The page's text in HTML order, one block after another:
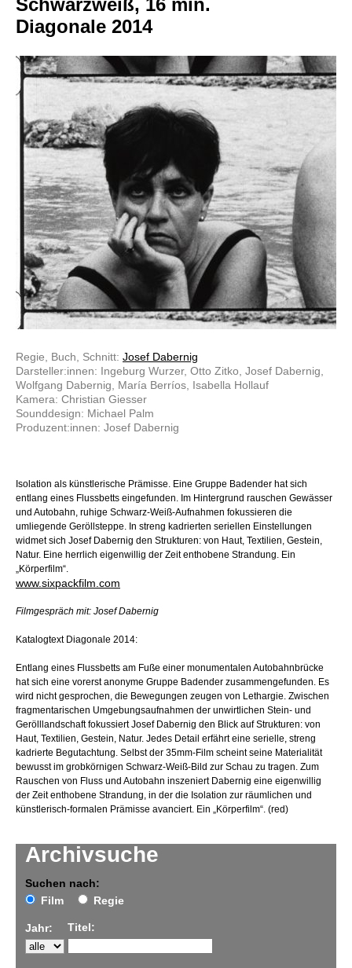
Archivsuche
Suchen nach:
Film
Regie
Jahr: Titel:
Schwarzweiß, 16 min.
Diagonale 2014
Regie, Buch, Schnitt: Josef Dabernig
Darsteller:innen: Ingeburg Wurzer, Otto Zitko, Josef Dabernig,
Wolfgang Dabernig, María Berríos, Isabella Hollauf
Kamera: Christian Giesser
Sounddesign: Michael Palm
Produzent:innen: Josef Dabernig
Isolation als künstlerische Prämisse. Eine Gruppe Badender hat sich
entlang eines Flussbetts eingefunden. Im Hintergrund rauschen Gewässer
und Autobahn, ruhige Schwarz-Weiß-Aufnahmen fokussieren die
umliegende Geröllsteppe. In streng kadrierten seriellen Einstellungen
widmet sich Josef Dabernig den Strukturen: von Haut, Textilien, Gestein,
Natur. Eine herrlich eigenwillig der Zeit enthobene Strandung. Ein
„Körperfilm“.
www.sixpackfilm.com
Filmgespräch mit: Josef Dabernig
Katalogtext Diagonale 2014:
Entlang eines Flussbetts am Fuße einer monumentalen Autobahnbrücke
hat sich eine vorerst anonyme Gruppe Badender zusammengefunden. Es
wird nicht gesprochen, die Bewegungen zeugen von Lethargie. Zwischen
fragmentarischen Umgebungsaufnahmen der unwirtlichen Stein- und
Gerölllandschaft fokussiert Josef Dabernig den Blick auf Strukturen: von
Haut, Textilien, Gestein, Natur. Jedes Detail erfährt eine serielle, streng
kadrierte Begutachtung. Selbst der 35mm-Film scheint seine Materialität
bewusst im grobkörnigen Schwarz-Weiß-Bild zur Schau zu tragen. Zum
Rauschen von Fluss und Autobahn inszeniert Dabernig eine eigenwillig
der Zeit enthobene Strandung, in der die Isolation zur räumlichen und
künstlerisch-formalen Prämisse avanciert. Ein „Körperfilm“. (red)